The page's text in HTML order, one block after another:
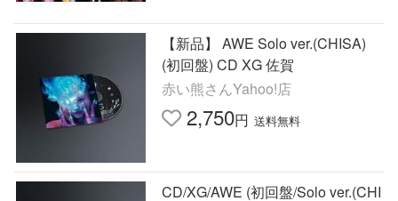
【新品】 AWE Solo ver.(CHISA)
(初回盤) CD XG 佐賀
赤い熊さんYahoo!店
2,750円 送料無料
CD/XG/AWE (初回盤/Solo ver.(CHI